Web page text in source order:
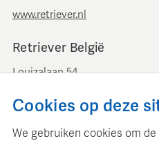
www.retriever.nl
Retriever België
Louizalaan 54
+ 32 (0)2 893 00 52
Cookies op deze
We gebruiken cookies om